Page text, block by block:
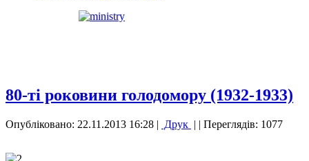
80-ті роковини голодомору (1932-1933)
Опубліковано: 22.11.2013 16:28 | Друк | | Переглядів: 1077